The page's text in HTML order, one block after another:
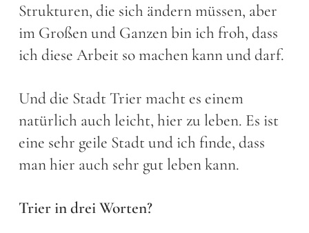
Strukturen, die sich ändern müssen, aber
im Großen und Ganzen bin ich froh, dass
ich diese Arbeit so machen kann und darf.
Und die Stadt Trier macht es einem
natürlich auch leicht, hier zu leben. Es ist
eine sehr geile Stadt und ich finde, dass
man hier auch sehr gut leben kann.
Trier in drei Worten?